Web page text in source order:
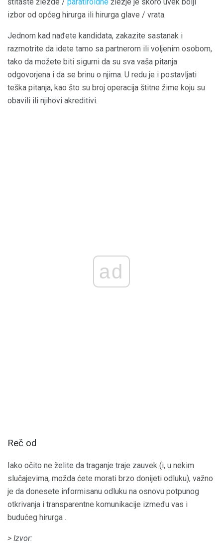
štitaste žlezde / paratiroidne žlezje je skoro uvek bolji
izbor od općeg hirurga ili hirurga glave / vrata.
Jednom kad nađete kandidata, zakazite sastanak i
razmotrite da idete tamo sa partnerom ili voljenim osobom,
tako da možete biti sigurni da su sva vaša pitanja
odgovorjena i da se brinu o njima. U redu je i postavljati
teška pitanja, kao što su broj operacija štitne žime koju su
obavili ili njihovi akreditivi.
ad
Reč od
Iako očito ne želite da traganje traje zauvek (i, u nekim
slučajevima, možda ćete morati brzo donijeti odluku), važno
je da donesete informisanu odluku na osnovu potpunog
otkrivanja i transparentne komunikacije između vas i
budućeg hirurga .
> Izvor: